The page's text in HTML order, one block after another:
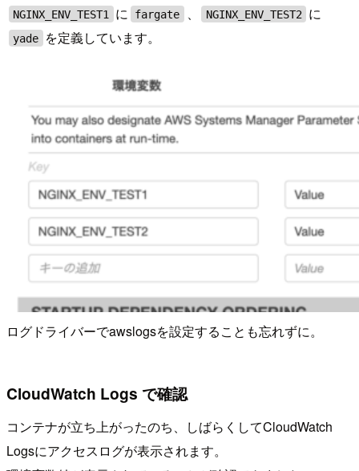
NGINX_ENV_TEST1 に fargate 、 NGINX_ENV_TEST2 に
yade を定義しています。
ログドライバーでawslogsを設定することも忘れずに。
CloudWatch Logs で確認
コンテナが立ち上がったのち、しばらくしてCloudWatch
Logsにアクセスログが表示されます。